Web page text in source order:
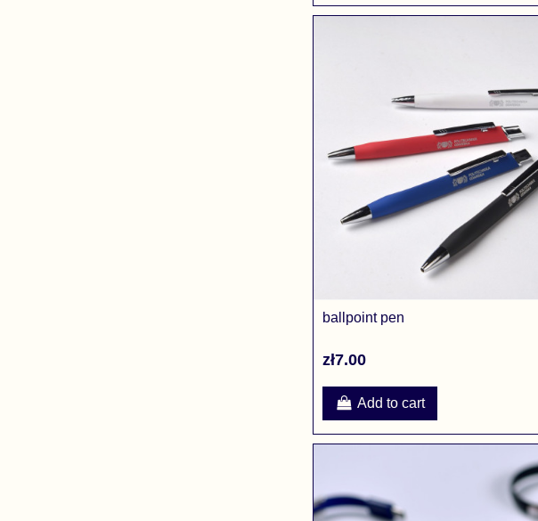
ballpoint pen
zł7.00
Add to cart